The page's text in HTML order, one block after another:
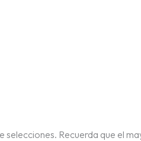
selecciones. Recuerda que el